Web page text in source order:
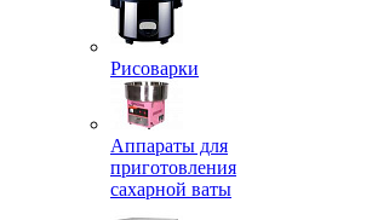
Рисоварки
Аппараты для
приготовления
сахарной ваты